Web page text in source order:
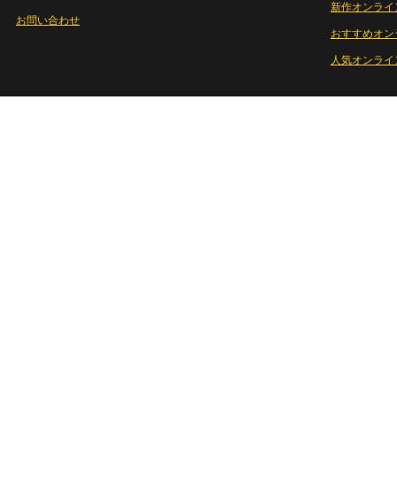
お問い合わせ
新作オンライ
おすすめオ
人気オンラ